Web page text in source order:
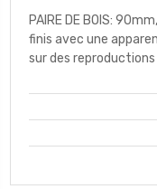
PAIRE DE BOIS:
finis avec une
sur des